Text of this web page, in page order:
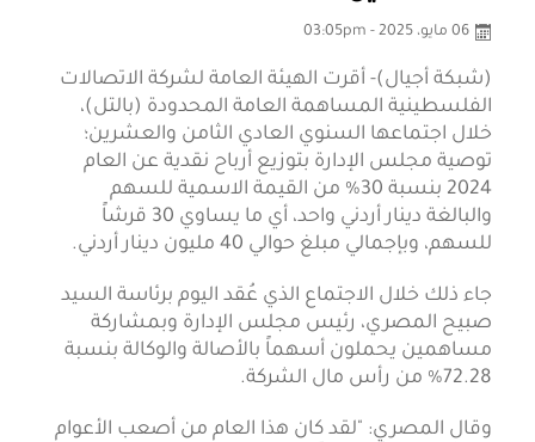
06 مايو، 2025 - 03:05pm
(شبكة أجيال)- أقرت الهيئة العامة لشركة الاتصالات
الفلسطينية المساهمة العامة المحدودة (بالتل)،
خلال اجتماعها السنوي العادي الثامن والعشرين؛
توصية مجلس الإدارة بتوزيع أرباح نقدية عن العام
2024 بنسبة 30% من القيمة الاسمية للسهم
والبالغة دينار أردني واحد، أي ما يساوي 30 قرشاً
للسهم، وبإجمالي مبلغ حوالي 40 مليون دينار أردني.
جاء ذلك خلال الاجتماع الذي عُقد اليوم برئاسة السيد
صبيح المصري، رئيس مجلس الإدارة وبمشاركة
مساهمين يحملون أسهماً بالأصالة والوكالة بنسبة
72.28% من رأس مال الشركة.
وقال المصري: "لقد كان هذا العام من أصعب الأعوام